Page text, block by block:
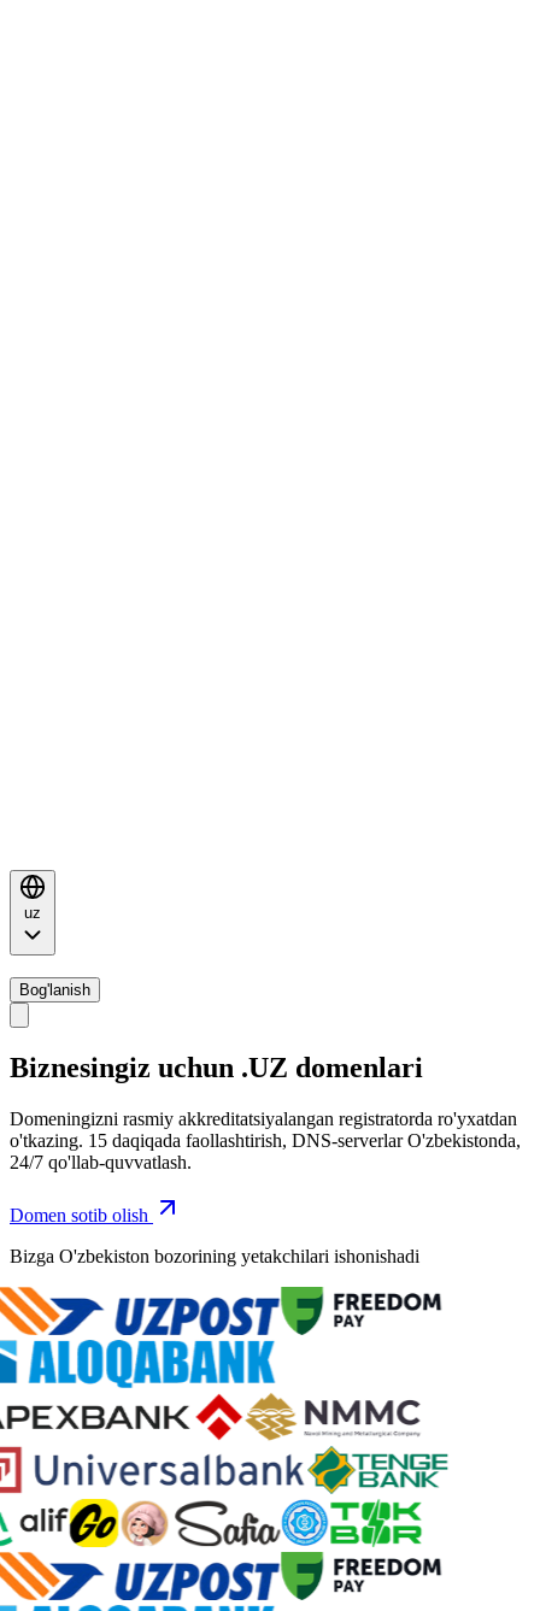
uz
Bog'lanish
Biznesingiz uchun .UZ domenlari
Domeningizni rasmiy akkreditatsiyalangan registratorda ro'yxatdan
o'tkazing. 15 daqiqada faollashtirish, DNS-serverlar O'zbekistonda,
24/7 qo'llab-quvvatlash.
Domen sotib olish
Bizga O'zbekiston bozorining yetakchilari ishonishadi